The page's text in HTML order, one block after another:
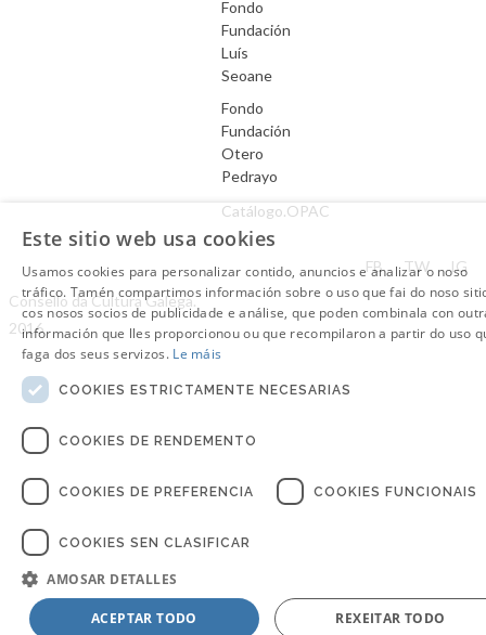
Fondo
Fundación
Luís
Seoane
Fondo
Fundación
Otero
Pedrayo
Catálogo.OPAC
Aviso Legal
Consello da Cultura Galega.
2016
FB TW IG
Este sitio web usa cookies
Usamos cookies para personalizar contido, anuncios e analizar o noso
tráfico. Tamén compartimos información sobre o uso que fai do noso
cos nosos socios de publicidade e análise, que poden combinala con
información que lles proporcionou ou que recompilaron a partir do uso
faga dos seus servizos. Le máis
COOKIES ESTRICTAMENTE NECESARIAS
COOKIES DE RENDEMENTO
COOKIES DE PREFERENCIA COOKIES FUNCIONAIS
COOKIES SEN CLASIFICAR
AMOSAR DETALLES
ACEPTAR TODO REXEITAR TODO